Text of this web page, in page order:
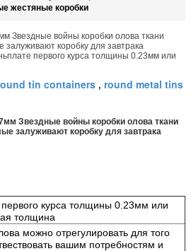
жестяные коробки
Звездные войны коробки олова ткани
залуживают коробку для завтрака
первого курса толщины 0.23мм или
tin containers , round metal tins
Звездные войны коробки олова ткани
залуживают коробку для завтрака
первого курса толщины 0.23мм или
толщина
можно отрегулировать для того
вашим потребностям и